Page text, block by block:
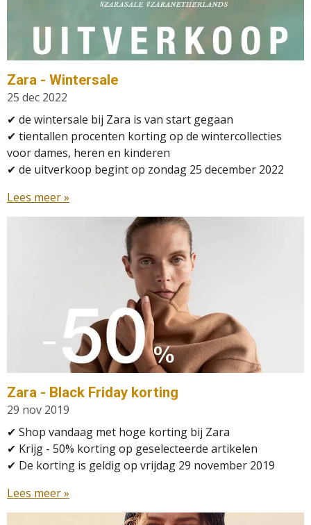
Zara - Wintersale
25 dec 2022
✔ de wintersale bij Zara is van start gegaan
✔ tientallen procenten korting op de wintercollecties
voor dames, heren en kinderen
✔ de uitverkoop begint op zondag 25 december 2022
Lees meer »
Zara - Black Friday korting
29 nov 2019
✔ Shop vandaag met hoge korting bij Zara
✔ Krijg - 50% korting op geselecteerde artikelen
✔ De korting is geldig op vrijdag 29 november 2019
Lees meer »